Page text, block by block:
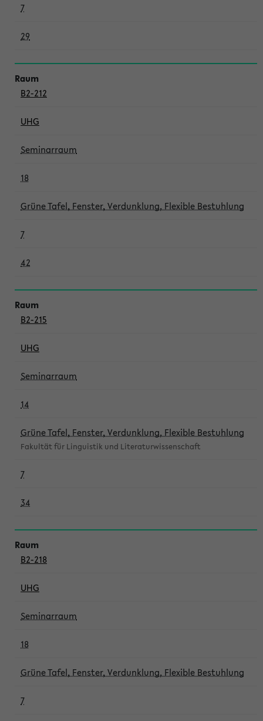
7
29
B2-212
UHG
Seminarraum
18
Grüne Tafel, Fenster, Verdunklung, Flexible Bestuhlung
7
42
B2-215
UHG
Seminarraum
14
Grüne Tafel, Fenster, Verdunklung, Flexible Bestuhlung
Fakultät für Linguistik und Literaturwissenschaft
7
34
B2-218
UHG
Seminarraum
18
Grüne Tafel, Fenster, Verdunklung, Flexible Bestuhlung
7